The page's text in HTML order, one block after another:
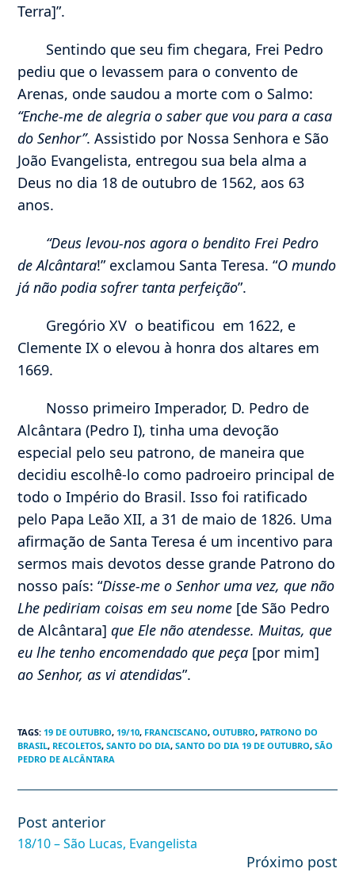
Terra]”.
Sentindo que seu fim chegara, Frei Pedro
pediu que o levassem para o convento de
Arenas, onde saudou a morte com o Salmo:
“Enche-me de alegria o saber que vou para a casa
do Senhor”. Assistido por Nossa Senhora e São
João Evangelista, entregou sua bela alma a
Deus no dia 18 de outubro de 1562, aos 63
anos.
“Deus levou-nos agora o bendito Frei Pedro
de Alcântara!” exclamou Santa Teresa. “O mundo
já não podia sofrer tanta perfeição”.
Gregório XV o beatificou em 1622, e
Clemente IX o elevou à honra dos altares em
1669.
Nosso primeiro Imperador, D. Pedro de
Alcântara (Pedro I), tinha uma devoção
especial pelo seu patrono, de maneira que
decidiu escolhê-lo como padroeiro principal de
todo o Império do Brasil. Isso foi ratificado
pelo Papa Leão XII, a 31 de maio de 1826. Uma
afirmação de Santa Teresa é um incentivo para
sermos mais devotos desse grande Patrono do
nosso país: “Disse-me o Senhor uma vez, que não
Lhe pediriam coisas em seu nome [de São Pedro
de Alcântara] que Ele não atendesse. Muitas, que
eu lhe tenho encomendado que peça [por mim]
ao Senhor, as vi atendidas”.
TAGS:19 DE OUTUBRO, 19/10, FRANCISCANO, OUTUBRO, PATRONO DO
BRASIL, RECOLETOS, SANTO DO DIA, SANTO DO DIA 19 DE OUTUBRO, SÃO
PEDRO DE ALCÂNTARA
Leia
artigos
Post anterior
18/10 – São Lucas, Evangelista
Próximo post